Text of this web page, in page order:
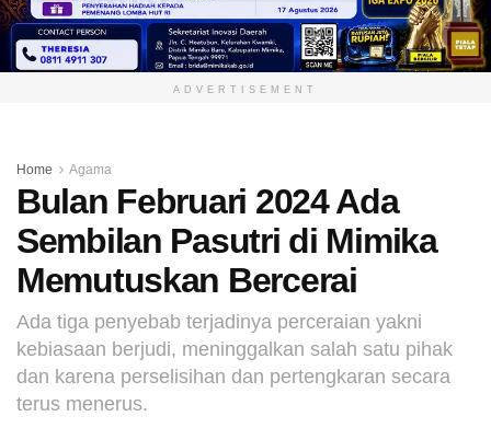
ADVERTISEMENT
Home Agama
Bulan Februari 2024 Ada
Sembilan Pasutri di Mimika
Memutuskan Bercerai
Ada tiga penyebab terjadinya perceraian yakni
kebiasaan berjudi, meninggalkan salah satu pihak
dan karena perselisihan dan pertengkaran secara
terus menerus.